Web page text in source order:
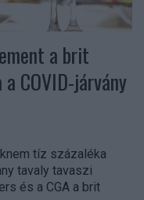
a brit
COVID-járvány
tíz százaléka
tavaly tavaszi
és a CGA a brit